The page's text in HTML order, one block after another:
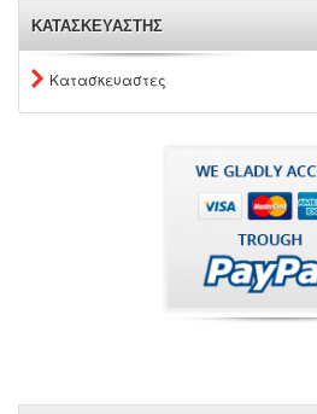
ΚΑΤΑΣΚΕΥΑΣΤΗΣ
Κατασκευαστες